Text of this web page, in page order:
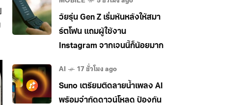
วัยรุ่น Gen Z เริ่มหันหลังให้สมา
ร์ตโฟน แถมผู้ใช้งาน
Instagram จากเจนนี้ก็น้อยมาก
AI 17 ชั่วโมง ago
Suno เตรียมติดลายน้ำเพลง AI
พร้อมจำกัดดาวน์โหลด ป้องกัน